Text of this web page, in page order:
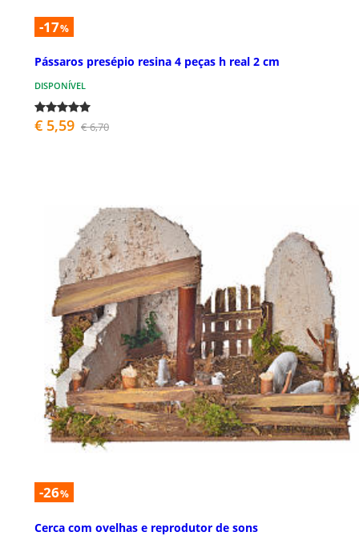
-17%
Pássaros presépio resina 4 peças h real 2 cm
DISPONÍVEL
€ 5,59 € 6,70
-26%
Cerca com ovelhas e reprodutor de sons